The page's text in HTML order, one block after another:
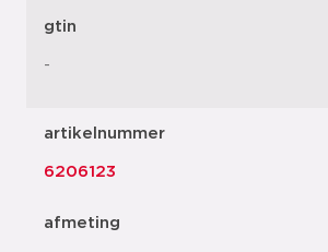
gtin
-
artikelnummer
6206123
afmeting